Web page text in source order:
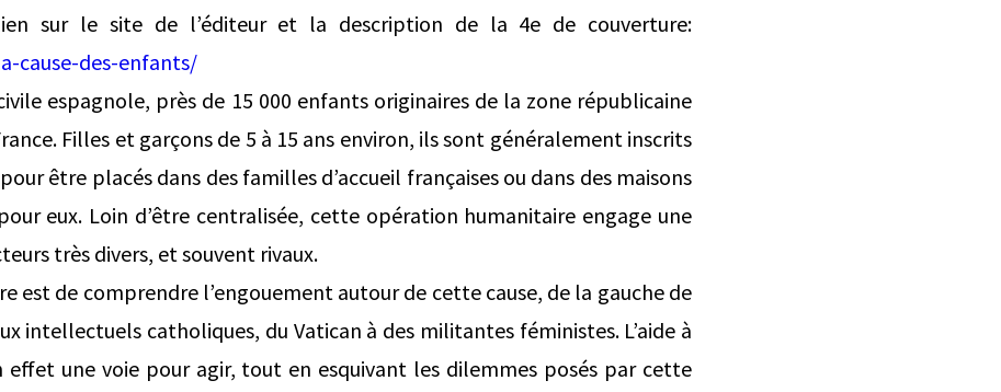
sur le site de l’éditeur et la description de la 4e de couverture:
cause-des-enfants/
espagnole, près de 15 000 enfants originaires de la zone républicaine
Filles et garçons de 5 à 15 ans environ, ils sont généralement inscrits
être placés dans des familles d’accueil françaises ou dans des maisons
eux. Loin d’être centralisée, cette opération humanitaire engage une
très divers, et souvent rivaux.
est de comprendre l’engouement autour de cette cause, de la gauche de
intellectuels catholiques, du Vatican à des militantes féministes. L’aide à
effet une voie pour agir, tout en esquivant les dilemmes posés par cette